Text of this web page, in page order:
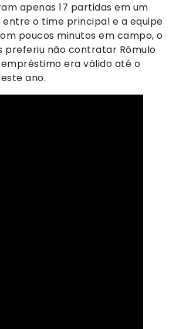
apenas 17 partidas em um
o time principal e a equipe
poucos minutos em campo, o
preferiu não contratar Rômulo
era válido até o
ano.